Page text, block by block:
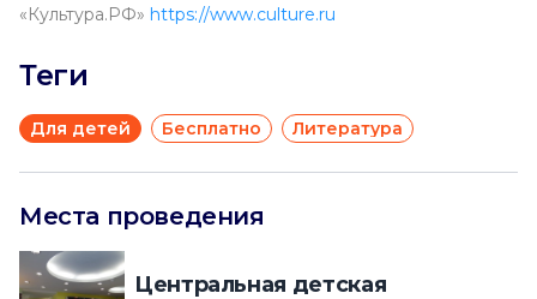
«Культура.РФ» https://www.culture.ru
Теги
Для детей Бесплатно Литература
Места проведения
Центральная детская